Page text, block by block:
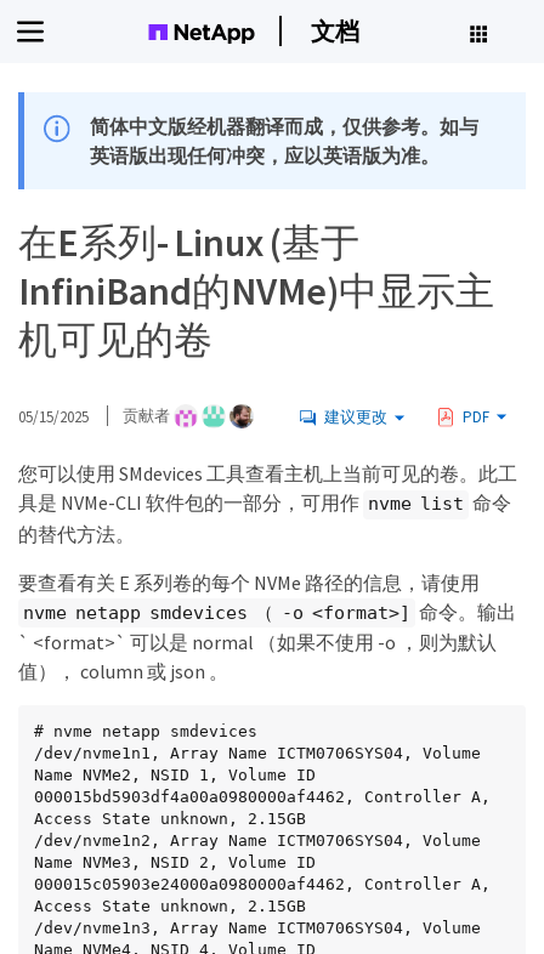
文档
简体中文版经机器翻译而成，仅供参考。如与
英语版出现任何冲突，应以英语版为准。
在E系列- Linux (基于
InfiniBand的NVMe)中显示主
机可见的卷
05/15/2025 贡献者 建议更改 PDF
您可以使用 SMdevices 工具查看主机上当前可见的卷。此工
具是 NVMe-CLI 软件包的一部分，可用作 nvme list 命令
的替代方法。
要查看有关 E 系列卷的每个 NVMe 路径的信息，请使用
nvme netapp smdevices （ -o <format>] 命令。输出
` <format>` 可以是 normal （如果不使用 -o ，则为默认
值）， column 或 json 。
# nvme netapp smdevices
/dev/nvme1n1, Array Name ICTM0706SYS04, Volume
Name NVMe2, NSID 1, Volume ID
000015bd5903df4a00a0980000af4462, Controller A,
Access State unknown, 2.15GB
/dev/nvme1n2, Array Name ICTM0706SYS04, Volume
Name NVMe3, NSID 2, Volume ID
000015c05903e24000a0980000af4462, Controller A,
Access State unknown, 2.15GB
/dev/nvme1n3, Array Name ICTM0706SYS04, Volume
Name NVMe4, NSID 4, Volume ID